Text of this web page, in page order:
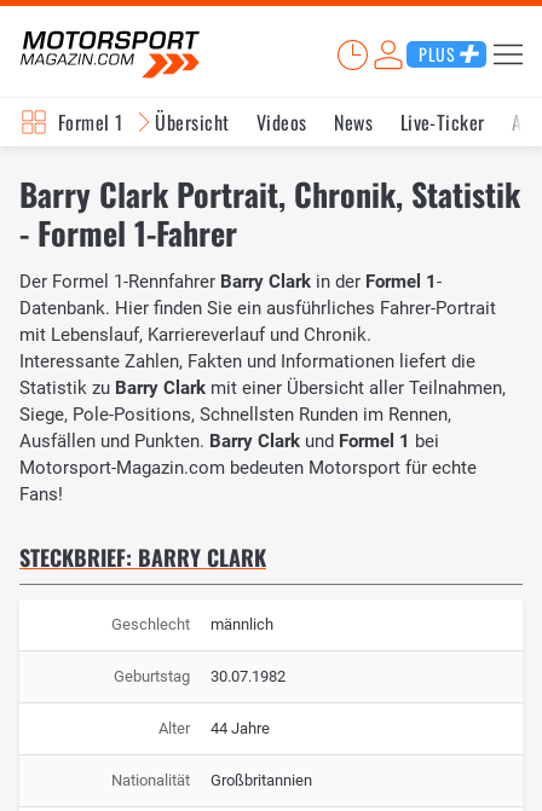
PLUS
Formel 1 Übersicht Videos News Live-Ticker
Barry Clark Portrait, Chronik, Statistik
- Formel 1-Fahrer
Der Formel 1-Rennfahrer Barry Clark in der Formel 1-
Datenbank. Hier finden Sie ein ausführliches Fahrer-Portrait
mit Lebenslauf, Karriereverlauf und Chronik.
Interessante Zahlen, Fakten und Informationen liefert die
Statistik zu Barry Clark mit einer Übersicht aller Teilnahmen,
Siege, Pole-Positions, Schnellsten Runden im Rennen,
Ausfällen und Punkten. Barry Clark und Formel 1 bei
Motorsport-Magazin.com bedeuten Motorsport für echte
Fans!
STECKBRIEF: BARRY CLARK
Geschlecht männlich
Geburtstag 30.07.1982
Alter 44 Jahre
Nationalität Großbritannien